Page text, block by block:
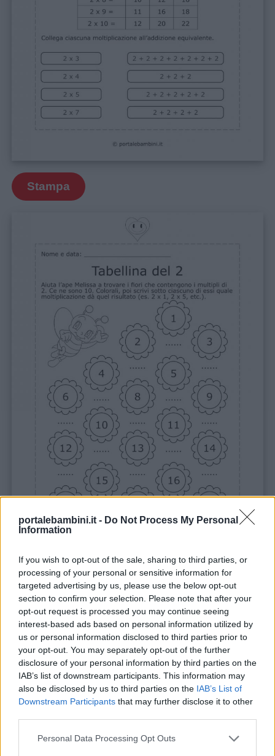
portalebambini.it - Do Not Process My Personal
Information
If you wish to opt-out of the sale, sharing to third parties, or
processing of your personal or sensitive information for
targeted advertising by us, please use the below opt-out
section to confirm your selection. Please note that after your
opt-out request is processed you may continue seeing
interest-based ads based on personal information utilized by
us or personal information disclosed to third parties prior to
your opt-out. You may separately opt-out of the further
disclosure of your personal information by third parties on the
IAB’s list of downstream participants. This information may
also be disclosed by us to third parties on the IAB’s List of
Downstream Participants that may further disclose it to other
Personal Data Processing Opt Outs
Stampa
Stampa